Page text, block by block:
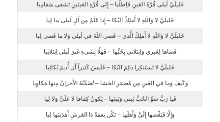
خَليلَيَّ لَيلى قُرَّةُ العَينِ فَاِطلُبا – إِلى قُرَّةِ العَينَينِ تَشفى سَقامِيا
خَليلَيَّ لا وَاللَهِ لا أَملِكُ البُكا – إِذا عَلَمٌ مِن آلِ لَيلى بَدا لِيا
خَليلَيَّ لا وَاللَهِ لا أَملِكُ الَّذي – قَضى اللَهُ في لَيلى وَلا ما قَضى لِيا
قَضاها لِغَيري وَاِبتَلاني بِحُبِّها – فَهَلّا بِشَيءٍ غَيرَ لَيلى اِبتَلانِيا
خَليلَيَّ لا تَستَنكِرا دائِمَ البُكا – فَلَيسَ كَثيراً أَن أُديمَ بُكائِيا
وَكَيفَ وَما في العَينِ مِن مُضمَرِ الحَشا – تُضَمِّنُهُ الأَحزانُ مِنها مَكاوِيا
فَيا رَبَّ سَوِّ الحُبَّ بَيني وَبَينَها – يَكونُ كِفافا لا عَلَيَّ وَلا لِيا
وَإِلّا فَبَغِّضها إِلَيَّ وَأَهلَها – تَكُن نِعمَةً ذا العَرشِ أَهدَيتَها لِيا